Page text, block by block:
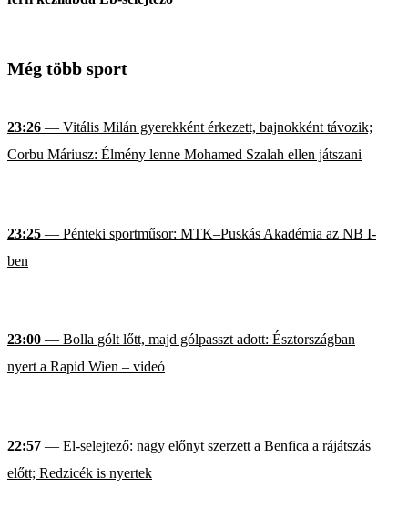
Még több sport
23:26 — Vitális Milán gyerekként érkezett, bajnokként távozik;
Corbu Máriusz: Élmény lenne Mohamed Szalah ellen játszani
23:25 — Pénteki sportműsor: MTK–Puskás Akadémia az NB I-
ben
23:00 — Bolla gólt lőtt, majd gólpasszt adott: Észtországban
nyert a Rapid Wien – videó
22:57 — El-selejtező: nagy előnyt szerzett a Benfica a rájátszás
előtt; Redzicék is nyertek